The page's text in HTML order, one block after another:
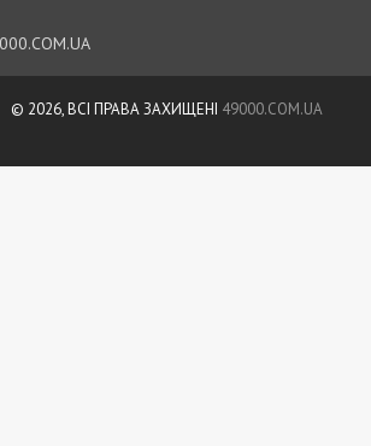
© 2026, ВСІ ПРАВА ЗАХИЩЕНІ 49000.COM.UA